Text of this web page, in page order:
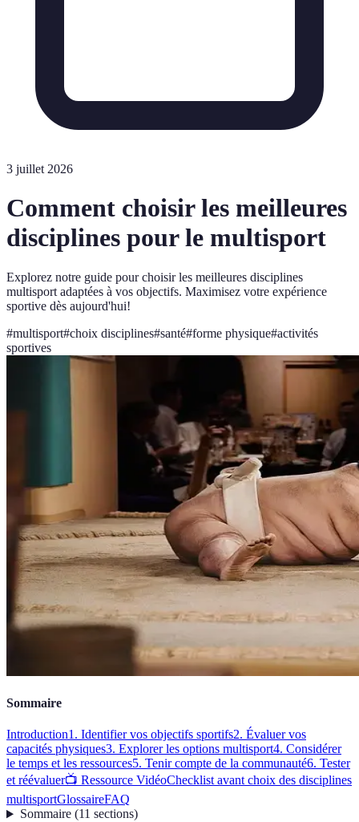
3 juillet 2026
Comment choisir les meilleures
disciplines pour le multisport
Explorez notre guide pour choisir les meilleures disciplines
multisport adaptées à vos objectifs. Maximisez votre expérience
sportive dès aujourd'hui!
#multisport#choix disciplines#santé#forme physique#activités
sportives
Sommaire
Introduction1. Identifier vos objectifs sportifs2. Évaluer vos
capacités physiques3. Explorer les options multisport4. Considérer
le temps et les ressources5. Tenir compte de la communauté6. Tester
et réévaluer📺 Ressource VidéoChecklist avant choix des disciplines
multisportGlossaireFAQ
Sommaire(11 sections)